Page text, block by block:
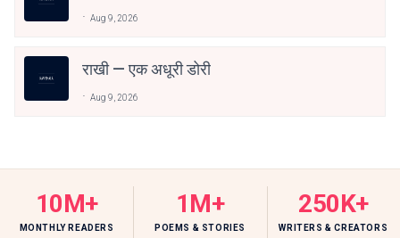
Aug 9, 2026
राखी — एक अधूरी डोरी
Aug 9, 2026
10M+
MONTHLY READERS
1M+
POEMS & STORIES
250K+
WRITERS & CREATORS